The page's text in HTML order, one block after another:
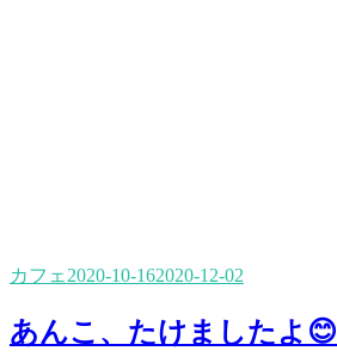
カフェ2020-10-162020-12-02
あんこ、たけましたよ😊